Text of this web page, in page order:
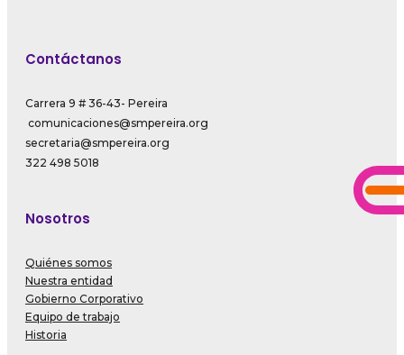
Contáctanos
Carrera 9 # 36-43- Pereira
comunicaciones@smpereira.org
secretaria@smpereira.org
322 498 5018
Nosotros
Quiénes somos
Nuestra entidad
Gobierno Corporativo
Equipo de trabajo
Historia